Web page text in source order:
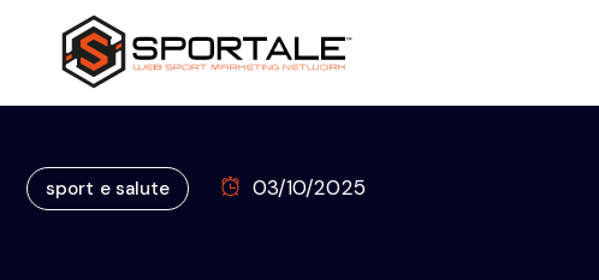
sport e salute 03/10/2025